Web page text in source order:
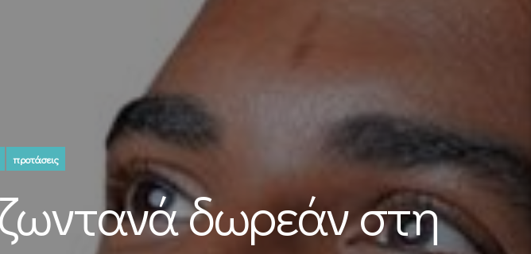
προτάσεις
δωρεάν στη